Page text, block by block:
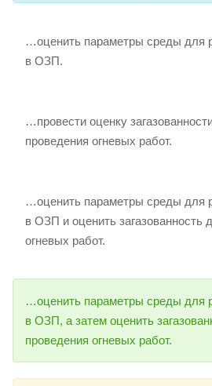
…оценить параметры среды для
в ОЗП.
…провести оценку
проведения огневых работ.
…оценить параметры среды для
в ОЗП и оценить загазованность
огневых работ.
…оценить параметры среды для
в ОЗП, а затем оценить
проведения огневых работ.